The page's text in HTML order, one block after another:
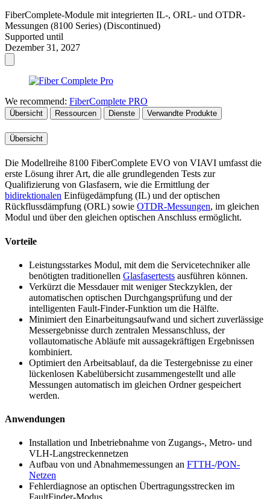
FiberComplete-Module mit integrierten IL-, ORL- und OTDR-
Messungen (8100 Series) (Discontinued)
Supported until
Dezember 31, 2027
We recommend: FiberComplete PRO
Übersicht Ressourcen Dienste Verwandte Produkte
Übersicht
Die Modellreihe 8100 FiberComplete EVO von VIAVI umfasst die
erste Lösung ihrer Art, die alle grundlegenden Tests zur
Qualifizierung von Glasfasern, wie die Ermittlung der
bidirektionalen Einfügedämpfung (IL) und der optischen
Rückflussdämpfung (ORL) sowie OTDR-Messungen, im gleichen
Modul und über den gleichen optischen Anschluss ermöglicht.
Vorteile
Leistungsstarkes Modul, mit dem die Servicetechniker alle
benötigten traditionellen Glasfasertests ausführen können.
Verkürzt die Messdauer mit weniger Steckzyklen, der
automatischen optischen Durchgangsprüfung und der
intelligenten Fault-Finder-Funktion um die Hälfte.
Minimiert den Einarbeitungsaufwand und sichert zuverlässige
Messergebnisse durch zentralen Messanschluss, der
vollautomatische Abläufe mit aussagekräftigen Ergebnissen
kombiniert.
Optimiert den Arbeitsablauf, da die Testergebnisse zu einer
lückenlosen Kabelübersicht zusammengestellt und alle
Messungen automatisch im gleichen Ordner gespeichert
werden.
Anwendungen
Installation und Inbetriebnahme von Zugangs-, Metro- und
VLH-Langstreckennetzen
Aufbau von und Abnahmemessungen an FTTH-/PON-
Netzen
Fehlerdiagnose an optischen Übertragungsstrecken im